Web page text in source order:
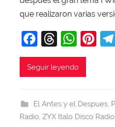
que realizaron varias
F
a
c
b
o
T
hr
e
d
s
W
h
at
A
p
Pi
st
Seguir leyendo
El Antes y el Despues,
Radio, ZYX Italo Disco